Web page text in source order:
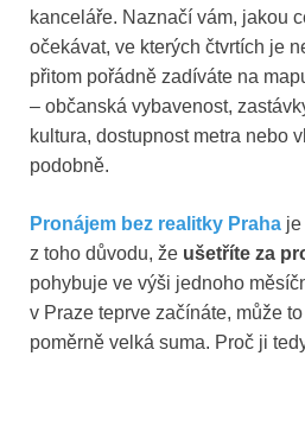
kanceláře. Naznačí vám, jakou
očekávat, ve kterých čtvrtích je
přitom pořádně zadíváte na
– občanská vybavenost,
kultura, dostupnost metra nebo
podobně.
Pronájem bez realitky Praha je
z toho důvodu, že ušetříte za
pohybuje ve výši jednoho
v Praze teprve začínáte, může
poměrně velká suma. Proč ji